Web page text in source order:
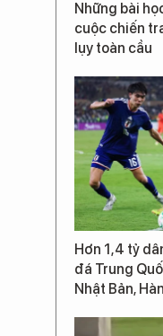
Những bài
cuộc chiến
lụy toàn cầu
Hơn 1,4 tỷ
đá Trung
Nhật Bản,